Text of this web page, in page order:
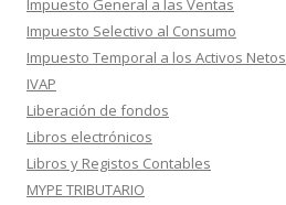
Impuesto General a las Ventas
Impuesto Selectivo al Consumo
Impuesto Temporal a los Activos Netos
IVAP
Liberación de fondos
Libros electrónicos
Libros y Registos Contables
MYPE TRIBUTARIO